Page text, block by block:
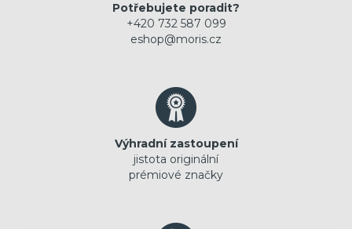
Potřebujete poradit?
+420 732 587 099
eshop@moris.cz
Výhradní zastoupení
jistota originální
prémiové značky